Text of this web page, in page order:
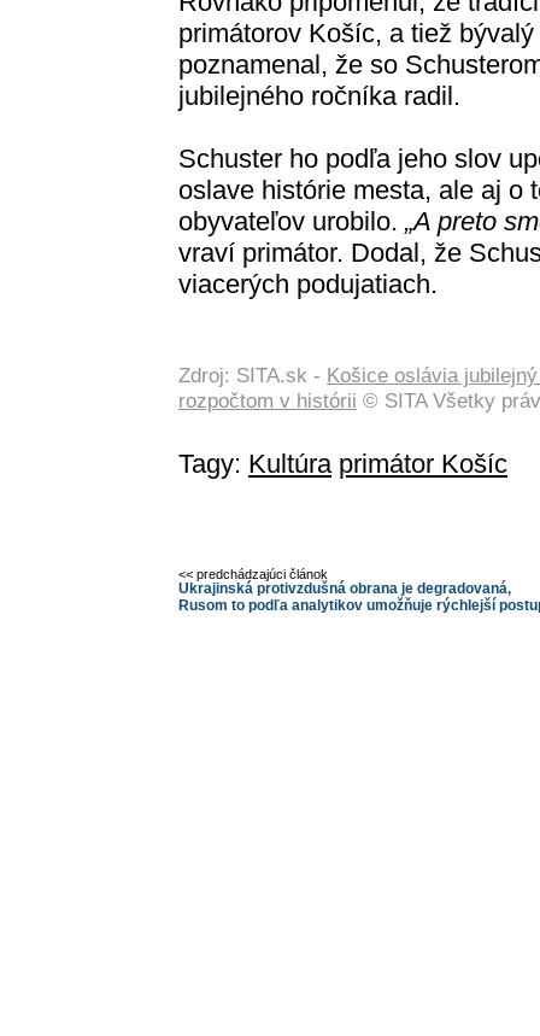
primátorov Košíc, a tiež
poznamenal, že so
jubilejného ročníka radil.
Schuster ho podľa jeho slov
oslave histórie mesta, ale aj o
obyvateľov urobilo. „A preto
vraví primátor. Dodal, že
viacerých podujatiach.
Zdroj: SITA.sk - Košice oslávia
rozpočtom v histórii © SITA Všetky
Tagy: Kultúra primátor Košíc
<< predchádzajúci článok
Ukrajinská protivzdušná obrana je degradovaná,
Rusom to podľa analytikov umožňuje rýchlejší